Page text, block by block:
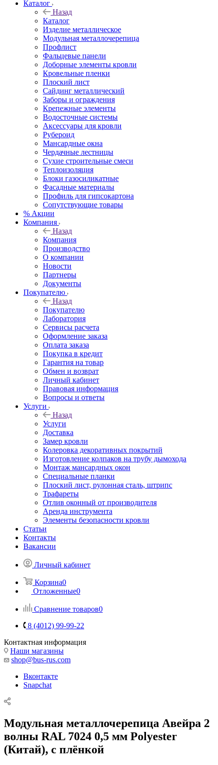
Каталог
Назад
Каталог
Изделие металлическое
Модульная металлочерепица
Профлист
Фальцевые панели
Доборные элементы кровли
Кровельные пленки
Плоский лист
Сайдинг металлический
Заборы и ограждения
Крепежные элементы
Водосточные системы
Аксессуары для кровли
Рубероид
Мансардные окна
Чердачные лестницы
Сухие строительные смеси
Теплоизоляция
Блоки газосиликатные
Фасадные материалы
Профиль для гипсокартона
Сопутствующие товары
% Акции
Компания
Назад
Компания
Производство
О компании
Новости
Партнеры
Документы
Покупателю
Назад
Покупателю
Лаборатория
Сервисы расчета
Оформление заказа
Оплата заказа
Покупка в кредит
Гарантия на товар
Обмен и возврат
Личный кабинет
Правовая информация
Вопросы и ответы
Услуги
Назад
Услуги
Доставка
Замер кровли
Колеровка декоративных покрытий
Изготовление колпаков на трубу дымохода
Монтаж мансардных окон
Специальные планки
Плоский лист, рулонная сталь, штрипс
Трафареты
Отлив оконный от производителя
Аренда инструмента
Элементы безопасности кровли
Статьи
Контакты
Вакансии
Личный кабинет
Корзина0
Отложенные0
Сравнение товаров0
8 (4012) 99-99-22
Контактная информация
Наши магазины
shop@bus-rus.com
Вконтакте
Snapchat
Модульная металлочерепица Авейра 2
волны RAL 7024 0,5 мм Polyester
(Китай), с плёнкой